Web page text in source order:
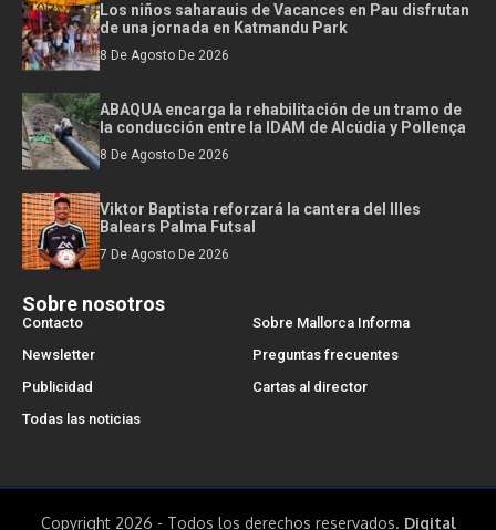
Los niños saharauis de Vacances en Pau disfrutan
de una jornada en Katmandu Park
8 De Agosto De 2026
ABAQUA encarga la rehabilitación de un tramo de
la conducción entre la IDAM de Alcúdia y Pollença
8 De Agosto De 2026
Viktor Baptista reforzará la cantera del Illes
Balears Palma Futsal
7 De Agosto De 2026
Sobre nosotros
Contacto
Sobre Mallorca Informa
Newsletter
Preguntas frecuentes
Publicidad
Cartas al director
Todas las noticias
Copyright 2026 - Todos los derechos reservados. Digital